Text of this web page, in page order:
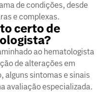
de condições, desde
e complexas.
certo de
ao hematologista
de alterações em
alguns sintomas e sinais
avaliação especializada.